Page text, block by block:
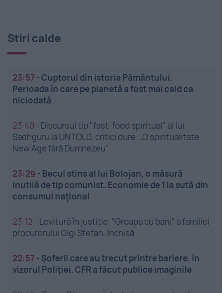
Stiri calde
23:57 -Cuptorul din istoria Pământului.
Perioada în care pe planetă a fost mai cald ca
niciodată
23:40 - Discursul tip "fast-food spiritual" al lui
Sadhguru la UNTOLD, critici dure: „O spiritualitate
New Age fără Dumnezeu”
23:29 - Becul stins al lui Bolojan, o măsură
inutilă de tip comunist. Economie de 1 la sută din
consumul național
23:12 - Lovitură în justiție. "Groapa cu bani" a familiei
procurorului Gigi Ștefan, închisă
22:57 - Șoferii care au trecut printre bariere, în
vizorul Poliției. CFR a făcut publice imaginile